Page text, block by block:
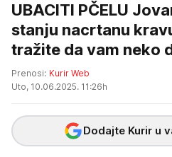
UBACITI PČELU
stanju nacrtanu
tražite da vam neko
Prenosi: Kurir Web
Uto, 10.06.2025. 11:26h
Dodajte Kurir u